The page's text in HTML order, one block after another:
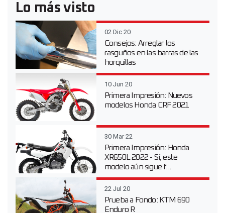
Lo más visto
02 Dic 20
Consejos: Arreglar los
rasguños en las barras de las
horquillas
10 Jun 20
Primera Impresión: Nuevos
modelos Honda CRF 2021
30 Mar 22
Primera Impresión: Honda
XR650L 2022 - Sí, este
modelo aún sigue f...
22 Jul 20
Prueba a Fondo: KTM 690
Enduro R